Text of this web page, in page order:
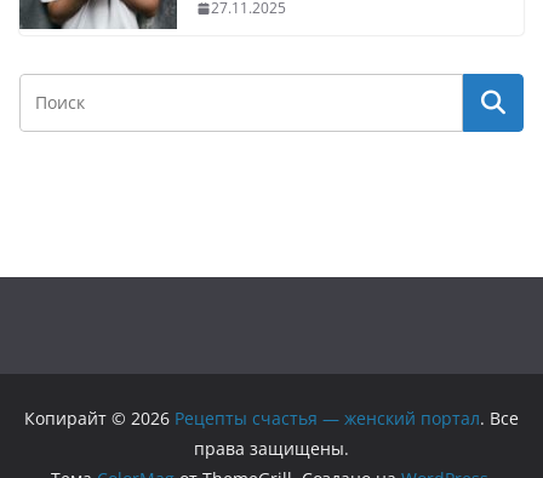
27.11.2025
Копирайт © 2026 Рецепты счастья — женский портал. Все
права защищены.